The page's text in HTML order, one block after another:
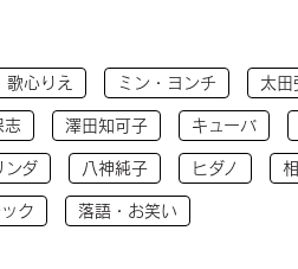
歌心りえ ミン・ヨンチ 太田
志 澤田知可子 キューバ
ンダ 八神純子 ヒダノ
ク 落語・お笑い